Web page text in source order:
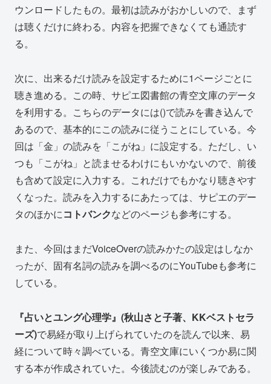
ウンロードしたもの。最初は読みがおかしいので、まず
は聴くだけに終わる。内容を把握できなくても通読す
る。
次に、出来るだけ読みを設定するために1ページごとに
聴き進める。この時、サピエ図書館の青空文庫のデータ
を利用する。こちらのデータには()で読みを書き込んで
あるので、基本的にこの読みに従うことにしている。今
回は「金」の読みを「こがね」に設定する。ただし、い
つも「こがね」と読ませるわけにもいかないので、前後
も含めて設定に入力する。これだけでもかなり聴きやす
くなった。読みを入力するにあたっては、サピエのデー
タのほかにコトバンクなどのページも参考にする。
また、今回はまだVoiceOverの読みかたの設定はしなか
ったが、固有名詞の読みを調べるのにYouTubeも参考に
している。
『占いとユング心理学』(秋山さと子著、KKベストセラ
ーズ)で易経が取り上げられていたのを読んで以来、易
経について時々調べている。青空文庫にいくつか易に関
する本が作成されていた。今後読むのが楽しみである。